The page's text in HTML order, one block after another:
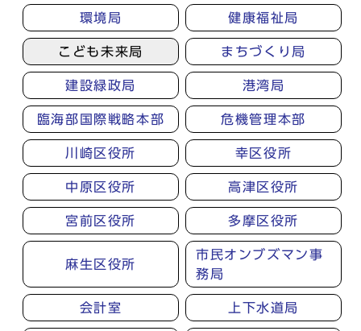
環境局 健康福祉局
こども未来局 まちづくり局
建設緑政局 港湾局
臨海部国際戦略本部 危機管理本部
川崎区役所 幸区役所
中原区役所 高津区役所
宮前区役所 多摩区役所
麻生区役所
市民オンブズマン事
務局
会計室 上下水道局